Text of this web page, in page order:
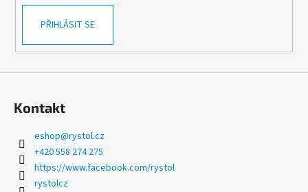
n
j
t
?
PŘIHLÁSIT SE
Kontakt
eshop@rystol.cz
+420 558 274 275
https://www.facebook.com/rystol
rystolcz